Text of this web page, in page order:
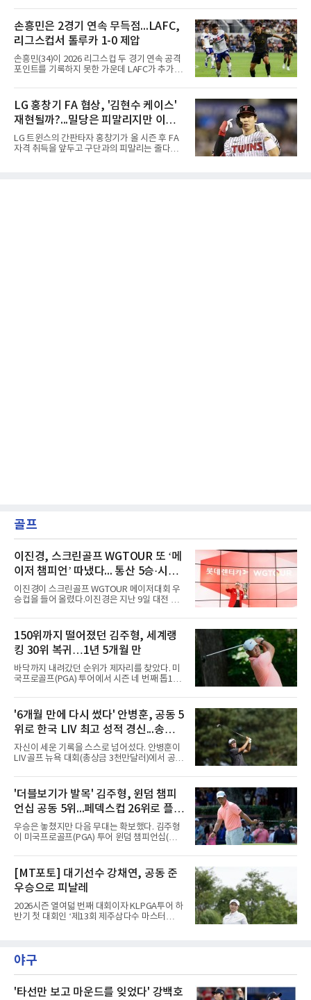
라도 돌아올 곳이 확실하다.그렇다고 포스팅 도
전의 의미가 작아지는 것은 아
서 열린 제주삼다수 마스터스(총상금 10억원)
최종 4라운드에서 보기 없이 버디 3개를 잡아 합
계 14언더파 274타를 기록했다. 13언더파 275
타 공동 2위 강채연, 문정민을 1타 차로 제치고
우승 상금 1억8천만원을 받았다.2017년 신인왕
출신인 그는 상비군과 국가대표를 거쳤지만
2020시즌 이후 세 차례 정규투어 출전권을 잃고
다 16번 홀(파4)에서 두 번째 샷을 홀 3ｍ에 붙여
버디를 잡고 단독 선두에 나섰다
손흥민은 2경기 연속 무득점...LAFC,
리그스컵서 톨루카 1-0 제압
손흥민(34)이 2026 리그스컵 두 경기 연속 공격
포인트를 기록하지 못한 가운데 LAFC가 추가시
간) 미국 로스앤젤레스 BMO 스타디움에서 열린
멕시코 리가 MX 톨루카와의 조별리그 2차전에
최전방 공격수로 선발 출전했으나 슈팅 없이 후
반 23분 주드 테리와 교체됐다. 북중미 월드컵
이후 MLS 4경기 연속 골을 넣었던 그는 지난 6
일 치바스 과달라하라전에 이어 침묵했다.전반
1분 다비드 마르티네스가 얻은 페널티킥은 비디
LG 홍창기 FA 협상, '김현수 케이스'
재현될까?...밀당은 피말리지만 이적
가능성은 낮아
LG 트윈스의 간판타자 홍창기가 올 시즌 후 FA
자격 취득을 앞두고 구단과의 피말리는 줄다리
골프
이진경, 스크린골프 WGTOUR 또 ‘메
이저 챔피언’ 따냈다... 통산 5승·시즌
3승 달성
이진경이 스크린골프 WGTOUR 메이저대회 우
승컵을 들어 올렸다.이진경은 지난 9일 대전 골
카 WGTOUR’ 6차 메이저대회 결선에서 1라운
드 9언더파, 2라운드 8언더파 최종합계 17언더
파를 기록하며 시즌 세 번째 우승을 따냈다.경기
는 투비전NX플러스 투어 모드에서 하루 동안 2
라운드 36홀 스트로크 플레이로 치러졌다. 코스
는 골프존 코스 난도 별 3개, 그린 난도 별 4개의
롯데스카이힐 부여CC (SKY/HILL)다.총 80명의
드 각축전을 치렀다.이진경은 1라운드 초반 주
춤했지만 후반 홀에서 맹타를 퍼부으며
150위까지 떨어졌던 김주형, 세계랭
킹 30위 복귀…1년 5개월 만
바닥까지 내려갔던 순위가 제자리를 찾았다. 미
국프로골프(PGA) 투어에서 시즌 네 번째 톱10
위에 복귀했다.김주형은 10일(한국시간) 발표된
남자 골프 세계랭킹에서 지난주보다 3계단 오른
30위에 이름을 올렸다. 이날 미국 노스캐롤라이
나주 그린즈버러의 세지필드 컨트리클럽(파70)
에서 끝난 윈덤 챔피언십에서 최종 합계 15언더
파 265타로 공동 5위에 오른 결과다. 지난해 3월
이후 처음으로 30위권에 들었다.반등의 폭이 컸
지 이후 150위까지 떨어진 바 있다. 그러나 6월
US오픈 3위로 부활의 신호
'6개월 만에 다시 썼다' 안병훈, 공동 5
위로 한국 LIV 최고 성적 경신...송영한
도 톱10
자신이 세운 기록을 스스로 넘어섰다. 안병훈이
LIV 골프 뉴욕 대회(총상금 3천만달러)에서 공동
병훈은 10일(한국시간) 미국 뉴저지주 베드민스
터의 트럼프 내셔널 골프 클럽 베드민스터(파
71)에서 열린 최종 4라운드에서 버디 5개와 보
기 3개를 묶어 2언더파 69타를 쳤다. 최종 합계
7언더파 277타로 5위, 우승자 호아킨 니만(칠레
·16언더파 268타)과는 9타 차였다.기록의 의미
가 크다. 올해 LIV 골프로 이적해 새로 만들어진
위를 뛰어넘는 최고 성적을 냈다. 당시 그는
2022년 출범한 LIV 골프에서
'더블보기가 발목' 김주형, 윈덤 챔피
언십 공동 5위...페덱스컵 26위로 플레
이오프행
우승은 놓쳤지만 다음 무대는 확보했다. 김주형
이 미국프로골프(PGA) 투어 윈덤 챔피언십(총
10일(한국시간) 미국 노스캐롤라이나주 그린즈
버러의 세지필드 컨트리클럽(파70)에서 열린 최
종 4라운드에서 버디 3개를 잡았으나 보기 1개
와 더블보기 1개가 나오며 이븐파 70타에 그쳤
다. 최종 합계 15언더파 265타로 해리 홀(잉글랜
드)과 공동 5위였다. 우승자 마이클 브레넌(미국
·22언더파 258타)과는 7타 차다.기회는 있었다.
에 1타 뒤진 3위로 시즌 2승을 노렸다. 그러나 마
지막 날 타수를 줄이지 못하며
[MT포토] 대기선수 강채연, 공동 준
우승으로 피날레
2026시즌 열여덟 번째 대회이자 KLPGA투어 하
반기 첫 대회인 ‘제13회 제주삼다수 마스터
드 경기가 펼쳐졌다.강채연이 18번 홀에서 경기
하고 있다.
야구
'타선만 보고 마운드를 잊었다' 강백호